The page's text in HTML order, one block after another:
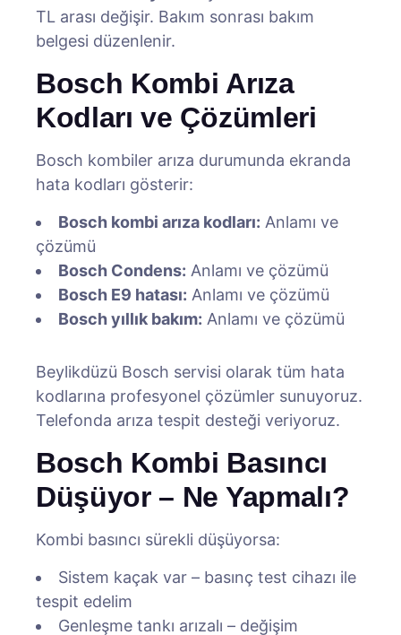
TL arası değişir. Bakım sonrası bakım
belgesi düzenlenir.
Bosch Kombi Arıza
Kodları ve Çözümleri
Bosch kombiler arıza durumunda ekranda
hata kodları gösterir:
Bosch kombi arıza kodları: Anlamı ve
çözümü
Bosch Condens: Anlamı ve çözümü
Bosch E9 hatası: Anlamı ve çözümü
Bosch yıllık bakım: Anlamı ve çözümü
Beylikdüzü Bosch servisi olarak tüm hata
kodlarına profesyonel çözümler sunuyoruz.
Telefonda arıza tespit desteği veriyoruz.
Bosch Kombi Basıncı
Düşüyor – Ne Yapmalı?
Kombi basıncı sürekli düşüyorsa:
Sistem kaçak var – basınç test cihazı ile
tespit edelim
Genleşme tankı arızalı – değişim